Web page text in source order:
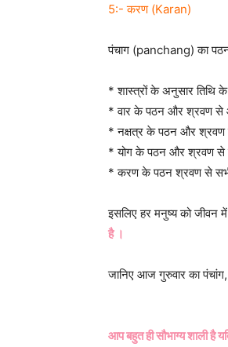
5:- करण (Karan)
पंचाग (panchang) का
* शास्त्रों के अनुसार तिथि
* वार के पठन और श्रवण से
* नक्षत्र के पठन और श्रवण से
* योग के पठन और श्रवण से
* करण के पठन श्रवण से सभी
इसलिए हर मनुष्य को जीवन में
है ।
जानिए आज गुरुवार का
आप बहुत ही सौभाग्य शाली है